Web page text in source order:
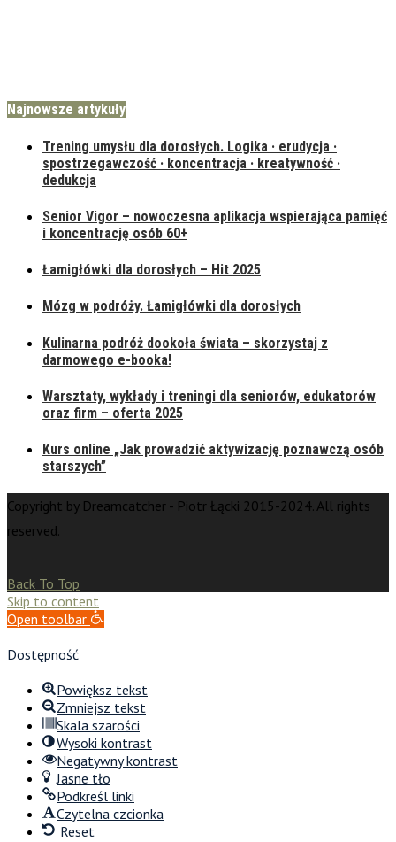
Najnowsze artykuły
Trening umysłu dla dorosłych. Logika · erudycja ·
spostrzegawczość · koncentracja · kreatywność ·
dedukcja
Senior Vigor – nowoczesna aplikacja wspierająca pamięć
i koncentrację osób 60+
Łamigłówki dla dorosłych – Hit 2025
Mózg w podróży. Łamigłówki dla dorosłych
Kulinarna podróż dookoła świata – skorzystaj z
darmowego e-booka!
Warsztaty, wykłady i treningi dla seniorów, edukatorów
oraz firm – oferta 2025
Kurs online „Jak prowadzić aktywizację poznawczą osób
starszych”
Copyright by Dreamcatcher - Piotr Łącki 2015-2024. All rights
reserved.
Back To Top
Skip to content
Open toolbar
Dostępność
Powiększ tekst
Zmniejsz tekst
Skala szarości
Wysoki kontrast
Negatywny kontrast
Jasne tło
Podkreśl linki
Czytelna czcionka
Reset